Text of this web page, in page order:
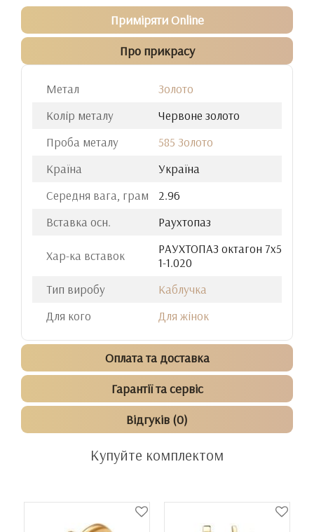
Приміряти Online
Про прикрасу
Метал
Золото
Колір металу
Червоне золото
Проба металу
585 Золото
Країна
Україна
Середня вага, грам
2.96
Вставка осн.
Раухтопаз
Хар-ка вставок
РАУХТОПАЗ октагон 7х5
1-1.020
Тип виробу
Каблучка
Для кого
Для жінок
Оплата та доставка
Гарантії та сервіс
Відгуків (0)
Купуйте комплектом